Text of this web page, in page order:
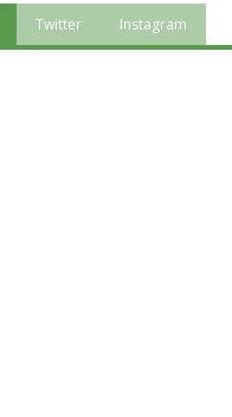
Ddl Lobby, Uisp: “Il
Twitter Instagram